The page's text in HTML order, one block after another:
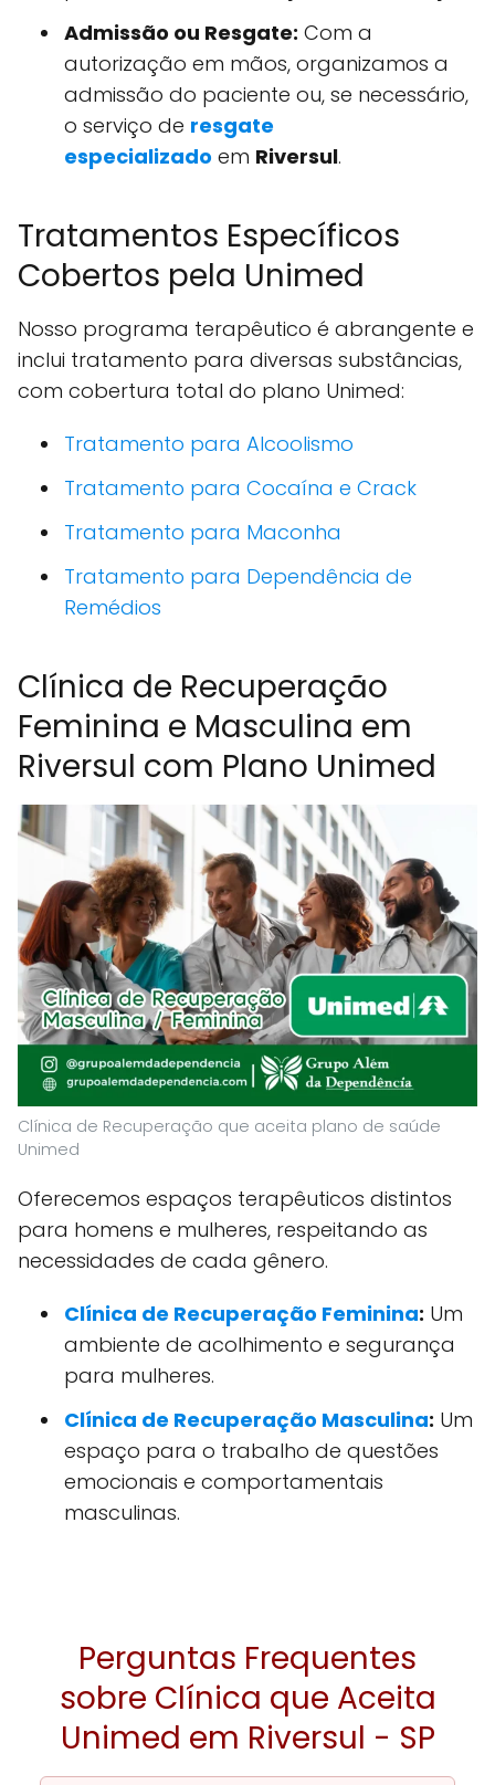
Admissão ou Resgate: Com a
autorização em mãos, organizamos a
admissão do paciente ou, se necessário,
o serviço de resgate
especializado em Riversul.
Tratamentos Específicos
Cobertos pela Unimed
Nosso programa terapêutico é abrangente e
inclui tratamento para diversas substâncias,
com cobertura total do plano Unimed:
Tratamento para Alcoolismo
Tratamento para Cocaína e Crack
Tratamento para Maconha
Tratamento para Dependência de
Remédios
Clínica de Recuperação
Feminina e Masculina em
Riversul com Plano Unimed
Clínica de Recuperação que aceita plano de saúde
Unimed
Oferecemos espaços terapêuticos distintos
para homens e mulheres, respeitando as
necessidades de cada gênero.
Clínica de Recuperação Feminina: Um
ambiente de acolhimento e segurança
para mulheres.
Clínica de Recuperação Masculina: Um
espaço para o trabalho de questões
emocionais e comportamentais
masculinas.
Perguntas Frequentes
sobre Clínica que Aceita
Unimed em Riversul - SP